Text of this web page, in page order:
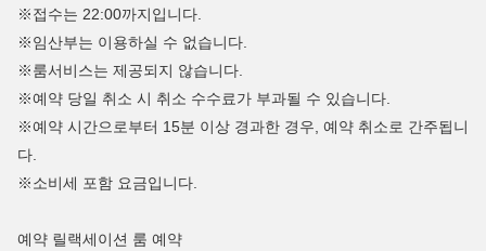
※접수는 22:00까지입니다.
※임산부는 이용하실 수 없습니다.
※룸서비스는 제공되지 않습니다.
※예약 당일 취소 시 취소 수수료가 부과될 수 있습니다.
※예약 시간으로부터 15분 이상 경과한 경우, 예약 취소로 간주됩니
다.
※소비세 포함 요금입니다.
예약 릴랙세이션 룸 예약